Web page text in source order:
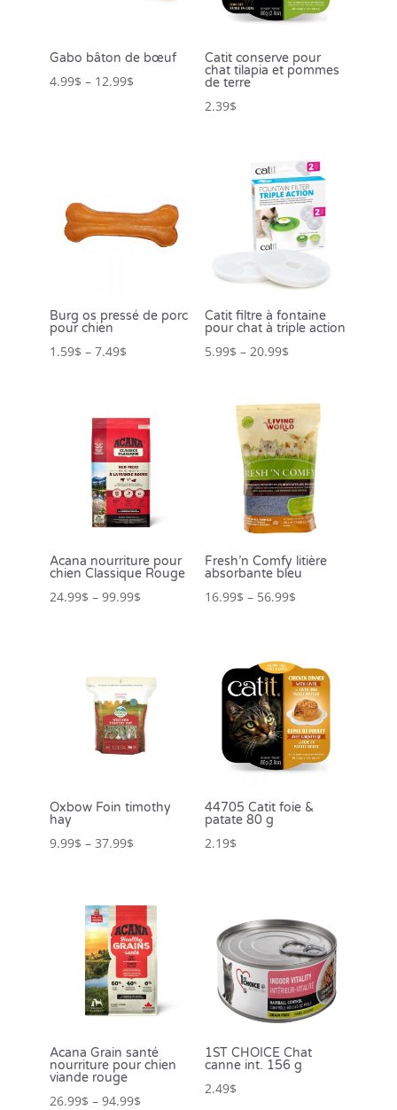
Gabo bâton de bœuf
4.99$ – 12.99$
Catit conserve pour
chat tilapia et pommes
de terre
2.39$
Burg os pressé de porc
pour chien
1.59$ – 7.49$
Catit filtre à fontaine
pour chat à triple action
5.99$ – 20.99$
Acana nourriture pour
chien Classique Rouge
24.99$ – 99.99$
Fresh’n Comfy litière
absorbante bleu
16.99$ – 56.99$
Oxbow Foin timothy
hay
9.99$ – 37.99$
44705 Catit foie &
patate 80 g
2.19$
Acana Grain santé
nourriture pour chien
viande rouge
26.99$ – 94.99$
1ST CHOICE Chat
canne int. 156 g
2.49$